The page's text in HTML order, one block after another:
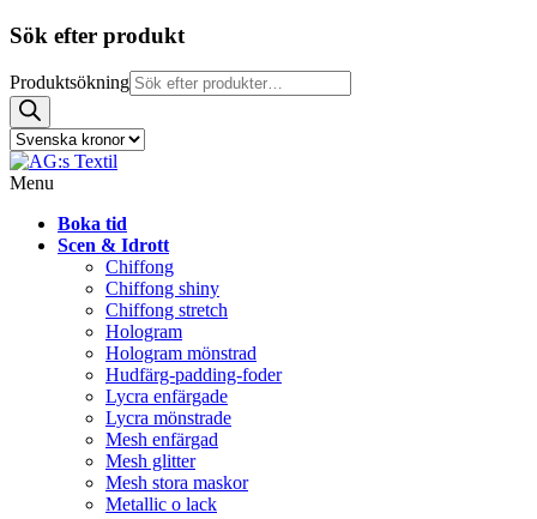
Sök efter produkt
Produktsökning
Menu
Boka tid
Scen & Idrott
Chiffong
Chiffong shiny
Chiffong stretch
Hologram
Hologram mönstrad
Hudfärg-padding-foder
Lycra enfärgade
Lycra mönstrade
Mesh enfärgad
Mesh glitter
Mesh stora maskor
Metallic o lack